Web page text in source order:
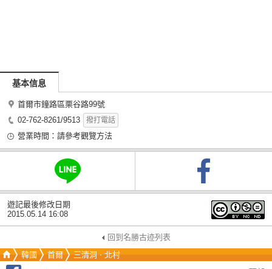
基本信息
首爾市鐘路區栗谷路99號
02-762-8261/9513
撥打電話
營業時間：請參考觀覽方法
遊記最後修改日期
2015.05.14 16:08
回到名勝古迹列表
韓國
首爾
三清洞ㆍ北村